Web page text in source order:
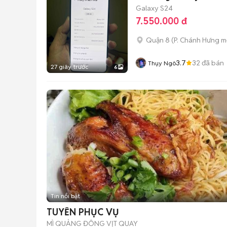
27 giây trước 6
Galaxy S24
7.550.000 đ
Quận 8 (P. Chánh Hưng
Thụy Ngô3.7 32 đã bán
Tin nổi bật
TUYỂN PHỤC VỤ
MÌ QUẢNG ĐÔNG VỊT QUAY